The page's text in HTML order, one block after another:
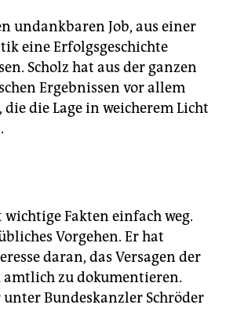
undankbaren Job, aus einer
eine Erfolgsgeschichte
Scholz hat aus der ganzen
Ergebnissen vor allem
die Lage in weicherem Licht
wichtige Fakten einfach weg.
Vorgehen. Er hat
daran, das Versagen der
zu dokumentieren.
Bundeskanzler Schröder